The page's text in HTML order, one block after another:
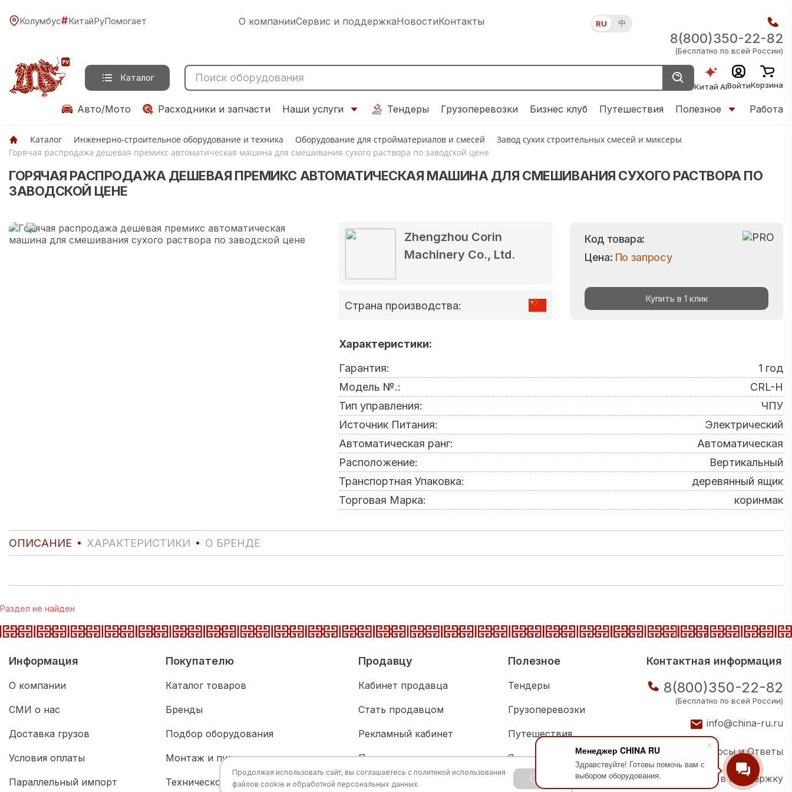
Менеджер CHINA RU
Здравствуйте! Готовы помочь вам с
выбором оборудования.
Колумбус#КитайРуПомогает О компанииСервис и поддержкаНовостиКонтакты RU 中
8(800)350-22-82
(Бесплатно по всей России)
Каталог
Китай AIВойтиКорзина
Авто/Мото Расходники и запчасти Наши услуги Тендеры Грузоперевозки Бизнес клуб Путешествия Полезное Работа
Каталог Инженерно-строительное оборудование и техника Оборудование для стройматериалов и смесей
Завод сухих строительных смесей и миксеры
Горячая распродажа дешевая премикс автоматическая машина для смешивания сухого раствора по заводской цене
ГОРЯЧАЯ РАСПРОДАЖА ДЕШЕВАЯ ПРЕМИКС АВТОМАТИЧЕСКАЯ МАШИНА ДЛЯ СМЕШИВАНИЯ СУХОГО РАСТВОРА ПО
ЗАВОДСКОЙ ЦЕНЕ
Zhengzhou Corin
Machinery Co., Ltd.
Страна производства:
Код товара:
Цена: По запросу
Купить в 1 клик
Характеристики:
Гарантия:
1 год
Модель №.:
CRL-H
Тип управления:
ЧПУ
Источник Питания:
Электрический
Автоматическая ранг:
Автоматическая
Расположение:
Вертикальный
Транспортная Упаковка:
деревянный ящик
Торговая Марка:
коринмак
ОПИСАНИЕ ХАРАКТЕРИСТИКИ О БРЕНДЕ
Раздел не найден
Информация
О компании
СМИ о нас
Доставка грузов
Условия оплаты
Параллельный импорт
Покупателю
Каталог товаров
Бренды
Подбор оборудования
Монтаж и пусконаладка
Техническое обслуживание
Продавцу
Кабинет продавца
Стать продавцом
Рекламный кабинет
Партнерам
Полезное
Тендеры
Грузоперевозки
Путешествия
Языковая школа
Акции компаний
Контактная информация
8(800)350-22-82
(Бесплатно по всей России)
info@china-ru.ru
Вопросы и Ответы
Написать в поддержку
Продолжая использовать сайт, вы соглашаетесь с политикой использования
файлов cookie и обработкой персональных данных.
OK